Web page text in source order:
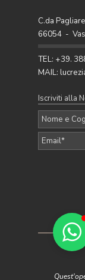
C.da
66054 -
TEL: +39.
MAIL:
del
terracotta,
arredare
Iscriviti alla